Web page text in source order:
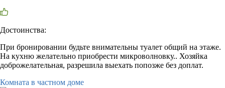
Достоинства:
При бронировании будьте внимательны туалет общий на этаже.
На кухню желательно приобрести микроволновку.. Хозяйка
доброжелательная, разрешила выехать попозже без доплат.
Комната в частном доме